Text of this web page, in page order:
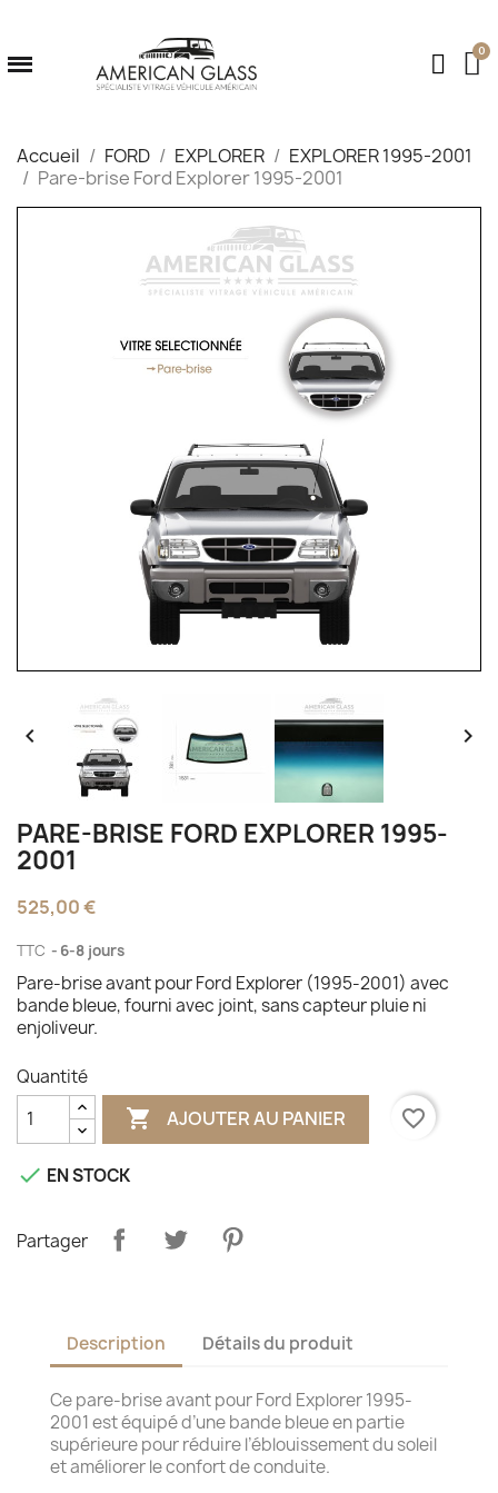
Accueil FORD EXPLORER
EXPLORER 1995-2001
Pare-brise Ford Explorer 1995-2001
 
PARE-BRISE FORD EXPLORER 1995-
2001
525,00 €
TTC 6-8 jours
Pare-brise avant pour Ford Explorer (1995-2001) avec
bande bleue, fourni avec joint, sans capteur pluie ni
enjoliveur.
Quantité
 AJOUTER AU PANIER favorite_border
 EN STOCK
Partager
Description Détails du produit
Ce pare-brise avant pour Ford Explorer 1995-
2001 est équipé d’une bande bleue en partie
supérieure pour réduire l’éblouissement du soleil
et améliorer le confort de conduite.